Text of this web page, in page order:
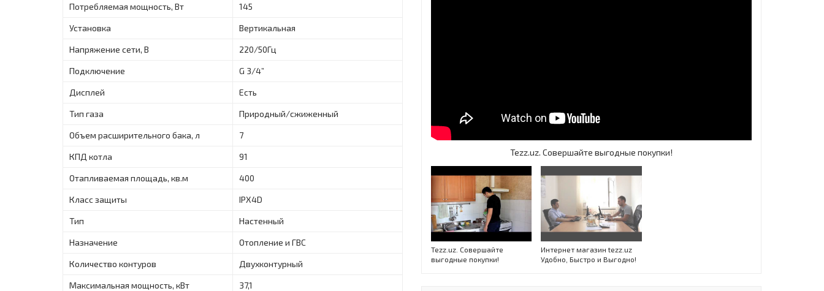
Потребляемая мощность, Вт 145
Установка Вертикальная
Напряжение сети, В 220/50Гц
Подключение G 3/4”
Дисплей Есть
Тип газа Природный/сжиженный
Объем расширительного бака, л 7
КПД котла 91
Отапливаемая площадь, кв.м 400
Класс защиты IPX4D
Тип Настенный
Назначение Отопление и ГВС
Количество контуров Двухконтурный
Максимальная мощность, кВт 37,1
Tezz.uz. Совершайте выгодные покупки!
Tezz.uz. Совершайте
выгодные покупки!
Интернет магазин tezz.uz
Удобно, Быстро и Выгодно!